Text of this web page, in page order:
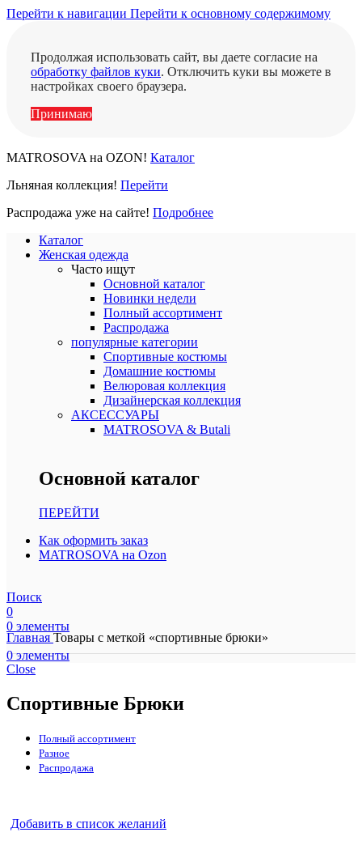
Перейти к навигации Перейти к основному содержимому
Продолжая использовать сайт, вы даете согласие на
обработку файлов куки. Отключить куки вы можете в
настройках своего браузера.
Принимаю
MATROSOVA на OZON! Каталог
Льняная коллекция! Перейти
Распродажа уже на сайте! Подробнее
Каталог
Женская одежда
Часто ищут
Основной каталог
Новинки недели
Полный ассортимент
Распродажа
популярные категории
Спортивные костюмы
Домашние костюмы
Велюровая коллекция
Дизайнерская коллекция
АКСЕССУАРЫ
MATROSOVA & Butali
Основной каталог
ПЕРЕЙТИ
Как оформить заказ
MATROSOVA на Ozon
Поиск
0
0 элементы
0элементы
Главная Товары с меткой «спортивные брюки»
Close
Спортивные Брюки
Полный ассортимент
Разное
Распродажа
Добавить в список желаний